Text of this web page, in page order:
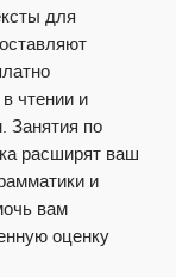
для
чтении и
Занятия по
расширят ваш
и
вам
оценку